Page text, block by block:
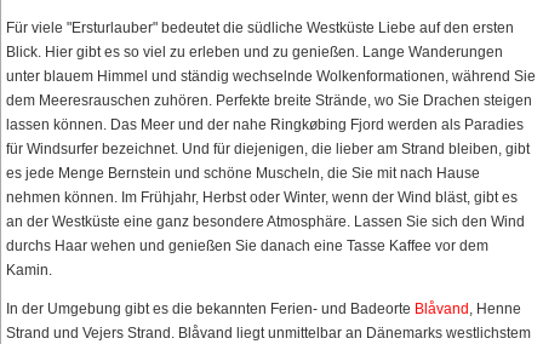
Für viele "Ersturlauber" bedeutet die südliche Westküste Liebe auf den ersten
Blick. Hier gibt es so viel zu erleben und zu genießen. Lange Wanderungen
unter blauem Himmel und ständig wechselnde Wolkenformationen, während Sie
dem Meeresrauschen zuhören. Perfekte breite Strände, wo Sie Drachen steigen
lassen können. Das Meer und der nahe Ringkøbing Fjord werden als Paradies
für Windsurfer bezeichnet. Und für diejenigen, die lieber am Strand bleiben, gibt
es jede Menge Bernstein und schöne Muscheln, die Sie mit nach Hause
nehmen können. Im Frühjahr, Herbst oder Winter, wenn der Wind bläst, gibt es
an der Westküste eine ganz besondere Atmosphäre. Lassen Sie sich den Wind
durchs Haar wehen und genießen Sie danach eine Tasse Kaffee vor dem
Kamin.
In der Umgebung gibt es die bekannten Ferien- und Badeorte Blåvand , Henne
Strand und Vejers Strand. Blåvand liegt unmittelbar an Dänemarks westlichstem